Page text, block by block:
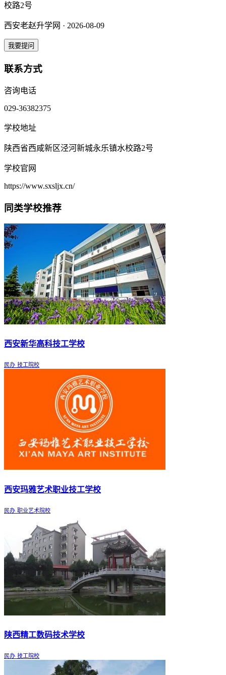
校路2号
西安老赵升学网 · 2026-08-09
我要提问
联系方式
咨询电话
029-36382375
学校地址
陕西省西咸新区泾河新城永乐镇水校路2号
学校官网
https://www.sxsljx.cn/
同类学校推荐
西安新华高科技工学校
民办 技工院校
西安玛雅艺术职业技工学校
民办 职业艺术院校
陕西精工数码技术学校
民办 技工院校